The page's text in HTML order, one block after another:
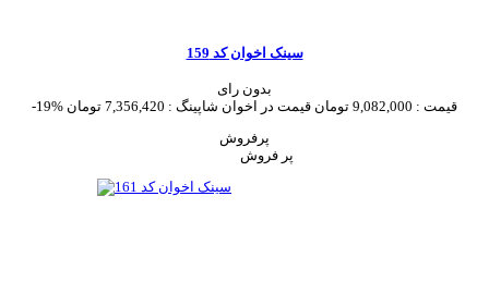
سینک اخوان کد 159
بدون رای
-19%
قیمت : 9,082,000 تومان قیمت در اخوان شاپینگ : 7,356,420 تومان
پرفروش